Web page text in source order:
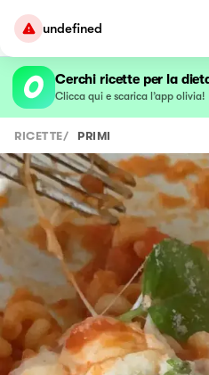
undefined
Cerchi ricette per la
Clicca qui e scarica l’app olivia!
RICETTE/ PRIMI